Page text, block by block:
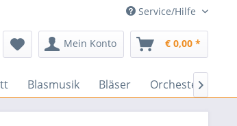
Service/Hilfe
Mein Konto € 0,00 *
Blasmusik Bläser Orchester